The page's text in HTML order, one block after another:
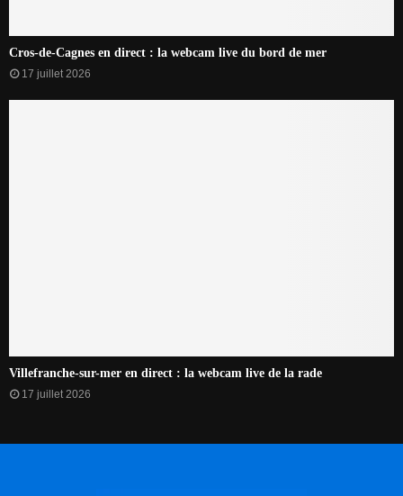
Cros-de-Cagnes en direct : la webcam live du bord de mer
17 juillet 2026
Villefranche-sur-mer en direct : la webcam live de la rade
17 juillet 2026